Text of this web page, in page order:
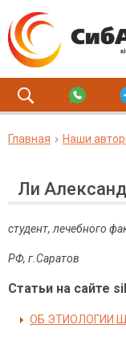
Главная Наши
Ли
студент, лечебного
РФ, г.Саратов
Статьи на сайте
ОБ ЭТИОЛОГИИ